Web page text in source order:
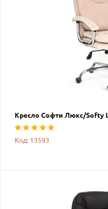
Кресло Софти Люкс/Softy
Код: 13593